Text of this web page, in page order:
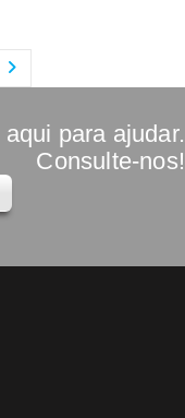
para ajudar.
Consulte-nos!